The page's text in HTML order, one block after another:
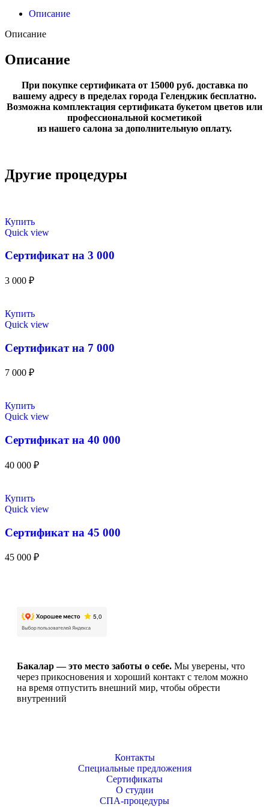
Описание
Описание
Описание
При покупке сертификата от 15000 руб. доставка по
вашему адресу в пределах города Геленджик бесплатно.
Возможна комплектация сертификата букетом цветов или
профессиональной косметикой
из нашего салона за дополнительную оплату.
Другие процедуры
Купить
Quick view
Сертификат на 3 000
3 000 ₽
Купить
Quick view
Сертификат на 7 000
7 000 ₽
Купить
Quick view
Сертификат на 40 000
40 000 ₽
Купить
Quick view
Сертификат на 45 000
45 000 ₽
Бакалар — это место заботы о себе. Мы уверены, что
через прикосновения и хороший контакт с телом можно
на время отпустить внешний мир, чтобы обрести
внутренний
Контакты
Специальные предложения
Сертификаты
О студии
СПА-процедуры